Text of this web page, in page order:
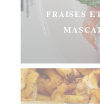
FRAISES